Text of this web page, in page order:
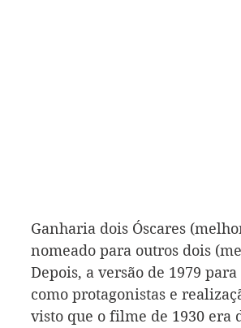
Ganharia dois Óscares
nomeado para outros dois
Depois, a versão de 1979
como protagonistas e
visto que o filme de 1930 era